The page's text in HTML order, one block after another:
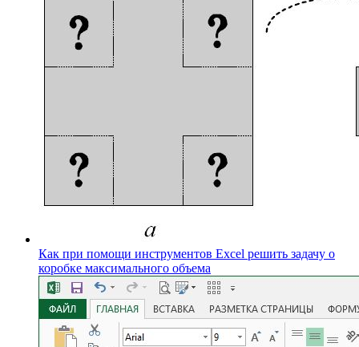
Как при помощи инструментов Excel решить задачу о
коробке максимального объема